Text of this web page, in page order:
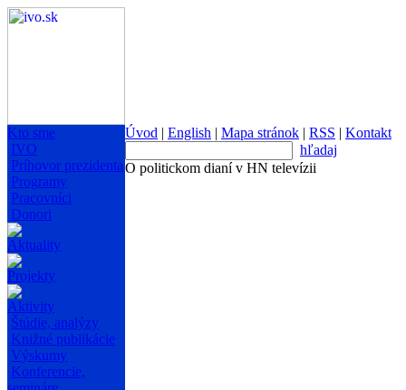
Kto sme
IVO
Príhovor prezidenta
Programy
Pracovníci
Donori
Aktuality
Projekty
Aktivity
Štúdie, analýzy
Knižné publikácie
Výskumy
Konferencie,
Úvod | English | Mapa stránok | RSS | Kontakt
hľadaj
O politickom dianí v HN televízii